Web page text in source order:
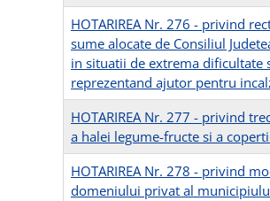
HOTARIREA Nr. 276 - privind
sume alocate de Consiliul
in situatii de extrema dificultate
reprezentand ajutor pentru
HOTARIREA Nr. 277 - privind
a halei legume-fructe si a
HOTARIREA Nr. 278 - privind
domeniului privat al